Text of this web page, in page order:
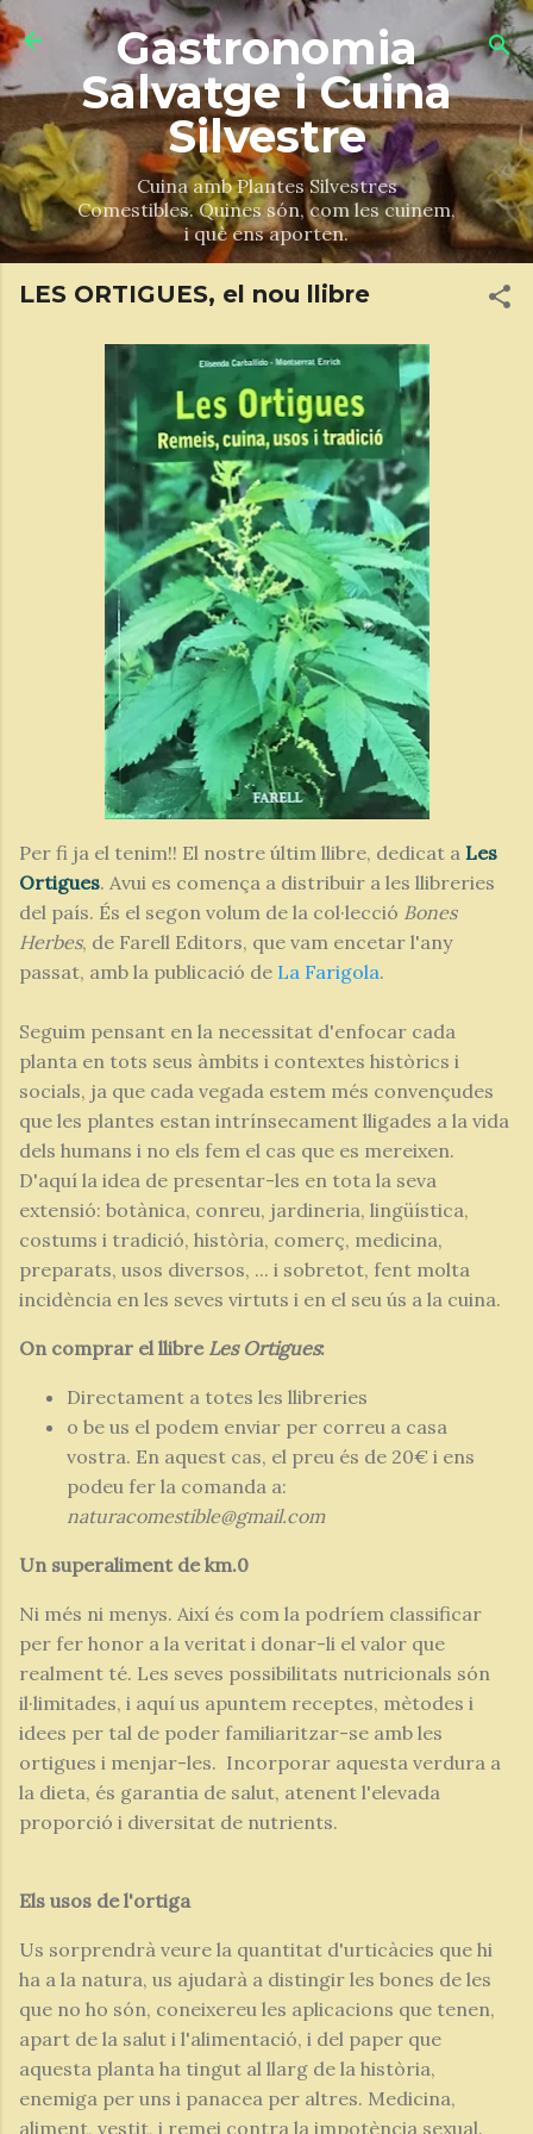
Salta al contingut principal
Gastronomia
Salvatge i Cuina
Silvestre
Cuina amb Plantes Silvestres
Comestibles. Quines són, com les cuinem,
i què ens aporten.
LES ORTIGUES, el nou llibre
Per fi ja el tenim!! El nostre últim llibre, dedicat a Les
Ortigues. Avui es comença a distribuir a les llibreries
del país. És el segon volum de la col·lecció Bones
Herbes, de Farell Editors, que vam encetar l'any
passat, amb la publicació de La Farigola.
Seguim pensant en la necessitat d'enfocar cada
planta en tots seus àmbits i contextes històrics i
socials, ja que cada vegada estem més convençudes
que les plantes estan intrínsecament lligades a la vida
dels humans i no els fem el cas que es mereixen.
D'aquí la idea de presentar-les en tota la seva
extensió: botànica, conreu, jardineria, lingüística,
costums i tradició, història, comerç, medicina,
preparats, usos diversos, ... i sobretot, fent molta
incidència en les seves virtuts i en el seu ús a la cuina.
On comprar el llibre Les Ortigues:
Directament a totes les llibreries
o be us el podem enviar per correu a casa
vostra. En aquest cas, el preu és de 20€ i ens
podeu fer la comanda a:
naturacomestible@gmail.com
Un superaliment de km.0
Ni més ni menys. Així és com la podríem classificar
per fer honor a la veritat i donar-li el valor que
realment té. Les seves possibilitats nutricionals són
il·limitades, i aquí us apuntem receptes, mètodes i
idees per tal de poder familiaritzar-se amb les
ortigues i menjar-les. Incorporar aquesta verdura a
la dieta, és garantia de salut, atenent l'elevada
proporció i diversitat de nutrients.
Els usos de l'ortiga
Us sorprendrà veure la quantitat d'urticàcies que hi
ha a la natura, us ajudarà a distingir les bones de les
que no ho són, coneixereu les aplicacions que tenen,
apart de la salut i l'alimentació, i del paper que
aquesta planta ha tingut al llarg de la història,
enemiga per uns i panacea per altres. Medicina,
aliment, vestit, i remei contra la impotència sexual.